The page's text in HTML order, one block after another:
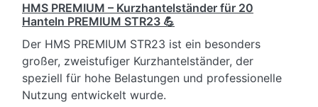
HMS PREMIUM – Kurzhantelständer für 20
Hanteln PREMIUM STR23 💪
Der HMS PREMIUM STR23 ist ein besonders
großer, zweistufiger Kurzhantelständer, der
speziell für hohe Belastungen und professionelle
Nutzung entwickelt wurde.